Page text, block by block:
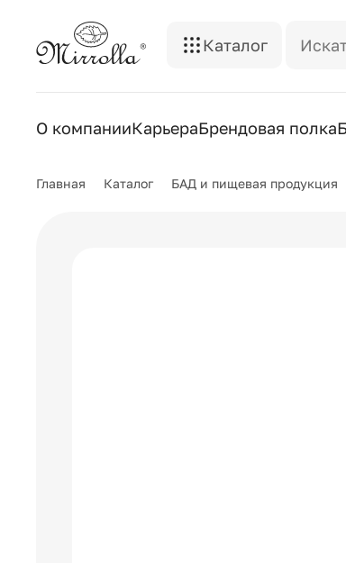
Каталог
О компанииКарьераБрендовая полка
Главная Каталог БАД и пищевая продукция